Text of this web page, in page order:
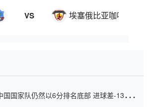
VS 埃塞俄比亚咖啡
国家队仍然以6分排名底部 进球差-13令人